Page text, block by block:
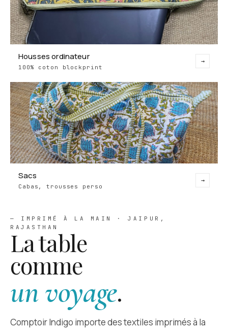
Housses ordinateur
100% coton blockprint
→
Sacs
Cabas, trousses perso
→
— IMPRIMÉ À LA MAIN · JAIPUR,
RAJASTHAN
La table
comme
un voyage.
Comptoir Indigo importe des textiles imprimés à la